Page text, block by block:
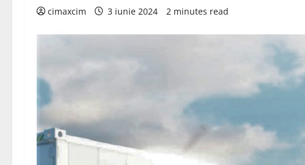
cimaxcim 3 iunie 2024 2 minutes read